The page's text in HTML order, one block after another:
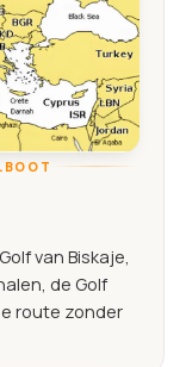
van Biskaje,
de Golf
route zonder